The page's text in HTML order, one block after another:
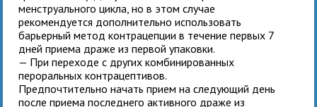
менструального цикла, но в этом случае
рекомендуется дополнительно использовать
барьерный метод контрацепции в течение первых 7
дней приема драже из первой упаковки.
— При переходе с других комбинированных
пероральных контрацептивов.
Предпочтительно начать приемна следующий день
после приема последнего активного драже из